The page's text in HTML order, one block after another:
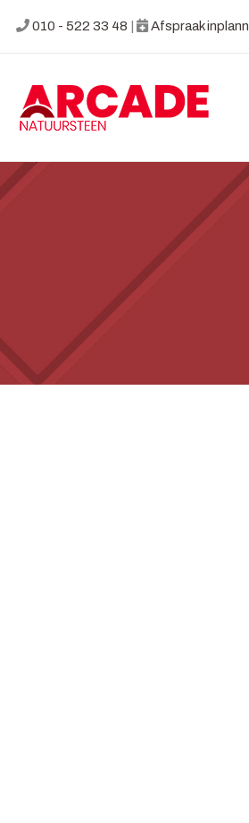
010 - 522 33 48 Afspraak